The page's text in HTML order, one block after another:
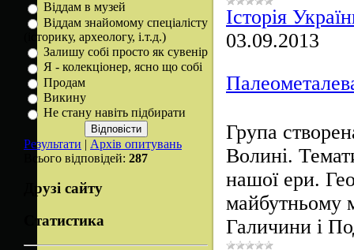
Віддам в музей
Віддам знайомому спеціалісту
(історику, археологу, і.т.д.)
Залишу собі просто як сувенір
Я - колекціонер, ясно що собі
Продам
Викину
Не стану навіть підбирати
Результати | Архів опитувань
Всього відповідей: 287
Друзі сайту
Статистика
Історія
03.09.2013
Група
Волині.
нашої ери.
майбутньому
Галичини і